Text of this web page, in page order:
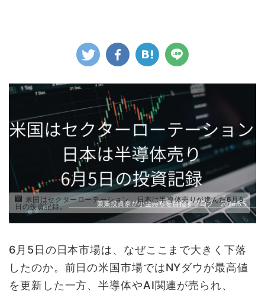
米国はセクターローテーション、日本は半導体売りが進んだ6月5
日の投資記録。
6月5日の日本市場は、なぜここまで大きく下落
したのか。前日の米国市場ではNYダウが最高値
を更新した一方、半導体やAI関連が売られ、